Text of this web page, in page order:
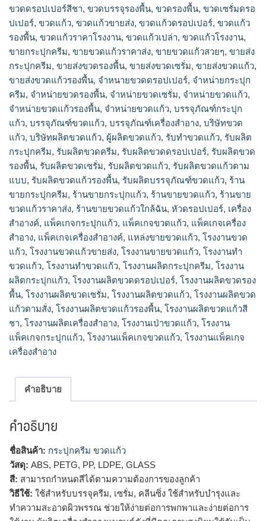
ขวดดรอปเปอร์สีชา, ขวดบรรจุรองพื้น, ขวดรองพื้น, ขวดเซรั่มดรอ
ปเปอร์, ขวดแก้ว, ขวดแก้วขายส่ง, ขวดแก้วดรอปเปอร์, ขวดแก้ว
รองพื้น, ขวดแก้วราคาโรงงาน, ขวดแก้วเปล่า, ขวดแก้วโรงงาน,
ขายกระปุกครีม, ขายขวดแก้วราคาส่ง, ขายขวดแก้วสวยๆ, ขายส่ง
กระปุกครีม, ขายส่งขวดรองพื้น, ขายส่งขวดเซรั่ม, ขายส่งขวดแก้ว,
ขายส่งขวดแก้วรองพื้น, จำหนายขวดดรอปเปอร์, จำหน่ายกระปุก
ครีม, จำหน่ายขวดรองพื้น, จำหน่ายขวดเซรั่ม, จำหน่ายขวดแก้ว,
จำหน่ายขวดแก้วรองพื้น, จําหน่ายขวดแก้ว, บรรจุภัณฑ์กระปุก
แก้ว, บรรจุภัณฑ์ขวดแก้ว, บรรจุภัณฑ์เครื่องสำอาง, บริษัทขวด
แก้ว, บริษัทผลิตขวดแก้ว, ผู้ผลิตขวดแก้ว, รับทำขวดแก้ว, รับผลิต
กระปุกครีม, รับผลิตขวดครีม, รับผลิตขวดดรอปเปอร์, รับผลิตขวด
รองพื้น, รับผลิตขวดเซรั่ม, รับผลิตขวดแก้ว, รับผลิตขวดแก้วตาม
แบบ, รับผลิตขวดแก้วรองพื้น, รับผลิตบรรจุภัณฑ์ขวดแก้ว, ร้าน
ขายกระปุกครีม, ร้านขายกระปุกแก้ว, ร้านขายขวดแก้ว, ร้านขาย
ขวดแก้วราคาส่ง, ร้านขายขวดแก้วใกล้ฉัน, หัวดรอปเปอร์, เครื่อง
สำอางค์, แพ็คเกจกระปุกแก้ว, แพ็คเกจขวดแก้ว, แพ็คเกจเครื่อง
สำอาง, แพ็คเกจเครื่องสำอางค์, แหล่งขายขวดแก้ว, โรงงานขวด
แก้ว, โรงงานขวดแก้วขายส่ง, โรงงานขายขวดแก้ว, โรงงานทำ
ขวดแก้ว, โรงงานทําขวดแก้ว, โรงงานผลิตกระปุกครีม, โรงงาน
ผลิตกระปุกแก้ว, โรงงานผลิตขวดดรอปเปอร์, โรงงานผลิตขวดรอง
พื้น, โรงงานผลิตขวดเซรั่ม, โรงงานผลิตขวดแก้ว, โรงงานผลิตขวด
แก้วตามสั่ง, โรงงานผลิตขวดแก้วรองพื้น, โรงงานผลิตขวดแก้วสี
ชา, โรงงานผลิตเครื่องสำอาง, โรงงานเป่าขวดแก้ว, โรงงาน
แพ็คเกจกระปุกแก้ว, โรงงานแพ็คเกจขวดแก้ว, โรงงานแพ็คเกจ
เครื่องสำอาง
คำอธิบาย
คำอธิบาย
ชื่อสินค้า: กระปุกครีม ขวดแก้ว
วัสดุ: ABS, PETG, PP, LDPE, GLASS
สี: สามารถกำหนดสีได้ตามความต้องการของลูกค้า
วิธีใช้: ใช้สำหรับบรรจุครีม, เซรั่ม, คลีนซิ่ง ใช้สำหรับบำรุงและ
ทำความสะอาดผิวพรรณ ช่วยให้ง่ายต่อการพกพาและง่ายต่อการ